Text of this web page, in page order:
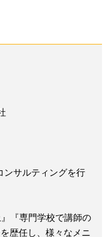
ンサルティングを行
『専門学校で講師の
歴任し、様々なメニ